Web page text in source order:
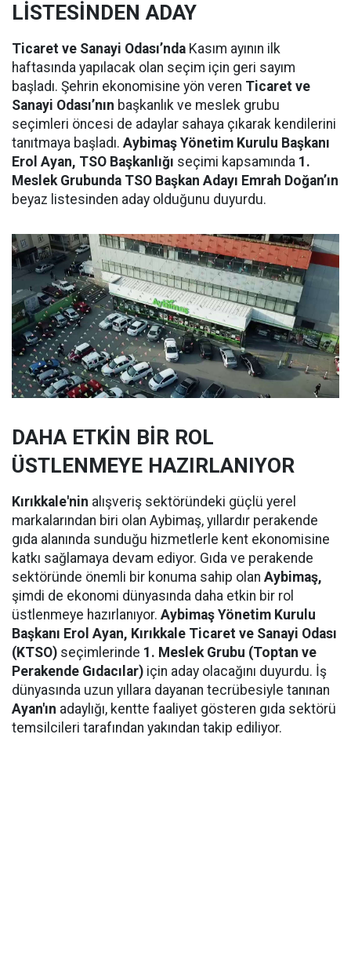
LİSTESİNDEN ADAY
Ticaret ve Sanayi Odası’nda Kasım ayının ilk
haftasında yapılacak olan seçim için geri sayım
başladı. Şehrin ekonomisine yön veren Ticaret ve
Sanayi Odası’nın başkanlık ve meslek grubu
seçimleri öncesi de adaylar sahaya çıkarak kendilerini
tanıtmaya başladı. Aybimaş Yönetim Kurulu Başkanı
Erol Ayan, TSO Başkanlığı seçimi kapsamında 1.
Meslek Grubunda TSO Başkan Adayı Emrah Doğan’ın
beyaz listesinden aday olduğunu duyurdu.
DAHA ETKİN BİR ROL
ÜSTLENMEYE HAZIRLANIYOR
Kırıkkale'nin alışveriş sektöründeki güçlü yerel
markalarından biri olan Aybimaş, yıllardır perakende
gıda alanında sunduğu hizmetlerle kent ekonomisine
katkı sağlamaya devam ediyor. Gıda ve perakende
sektöründe önemli bir konuma sahip olan Aybimaş,
şimdi de ekonomi dünyasında daha etkin bir rol
üstlenmeye hazırlanıyor. Aybimaş Yönetim Kurulu
Başkanı Erol Ayan, Kırıkkale Ticaret ve Sanayi Odası
(KTSO) seçimlerinde 1. Meslek Grubu (Toptan ve
Perakende Gıdacılar) için aday olacağını duyurdu. İş
dünyasında uzun yıllara dayanan tecrübesiyle tanınan
Ayan'ın adaylığı, kentte faaliyet gösteren gıda sektörü
temsilcileri tarafından yakından takip ediliyor.